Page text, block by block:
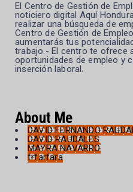
El Centro de Gestión de
noticiero digital Aquí
realizar una búsqueda de
Centro de Gestión de
aumentarás tus
trabajo.- El centro te ofrece
oportunidades de empleo y
inserción laboral.
About Me
DAVID FERNANDO
DAVID RAUDALES
MAYRA NAVARRO
frfarfara